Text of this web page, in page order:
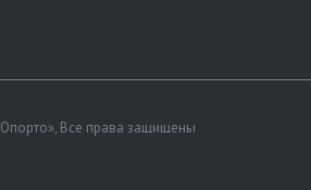
Все права защищены